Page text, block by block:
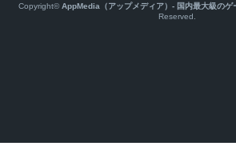
Copyright©AppMedia（アップメディア）- 国内最大級のゲ
Reserved.